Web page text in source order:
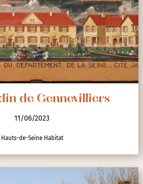
de Gennevilliers
11/06/2023
Hauts-de-Seine Habitat